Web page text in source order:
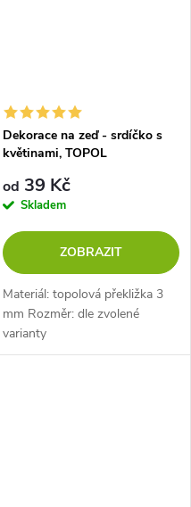
Dekorace na zeď - srdíčko s
květinami, TOPOL
od 39 Kč
Skladem
ZOBRAZIT
Materiál: topolová překližka 3
mm Rozměr: dle zvolené
varianty